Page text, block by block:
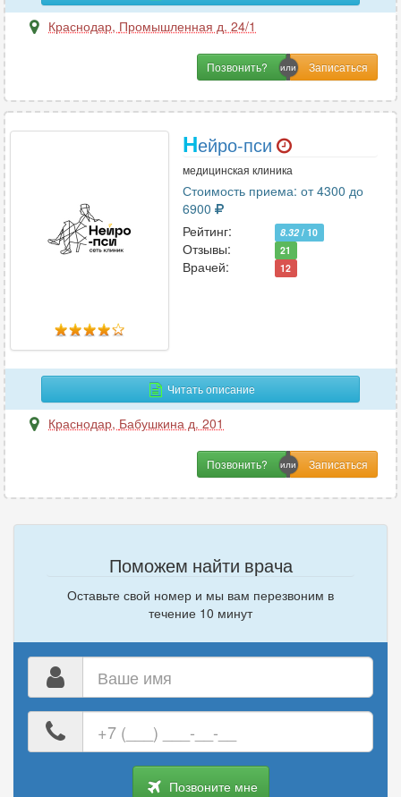
Краснодар, Промышленная д. 24/1
Позвонить?
Нейро-пси
медицинская клиника
Стоимость приема: от 4300 до
6900
Рейтинг:
8.32 / 10
Отзывы: 21
Врачей: 12
Читать описание
Краснодар, Бабушкина д. 201
Позвонить?
Поможем найти врача
Оставьте свой номер и мы вам перезвоним в
течение 10 минут
номер
телефона
Позвоните мне